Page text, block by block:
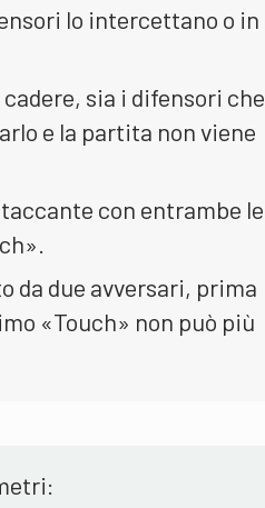
lo intercettano o in
sia i difensori che
e la partita non viene
con entrambe le
da due avversari, prima
«Touch» non può più